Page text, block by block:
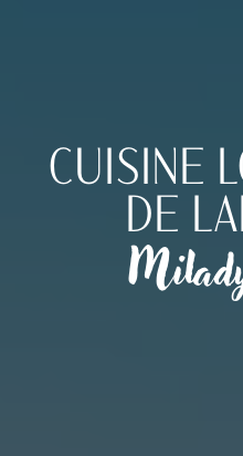
CUISINE
DE